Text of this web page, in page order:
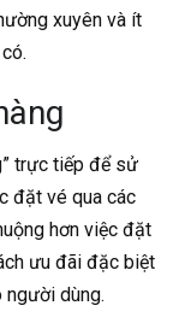
xuyên và ít
trực tiếp để sử
đặt vé qua các
hơn việc đặt
ưu đãi đặc biệt
người dùng.